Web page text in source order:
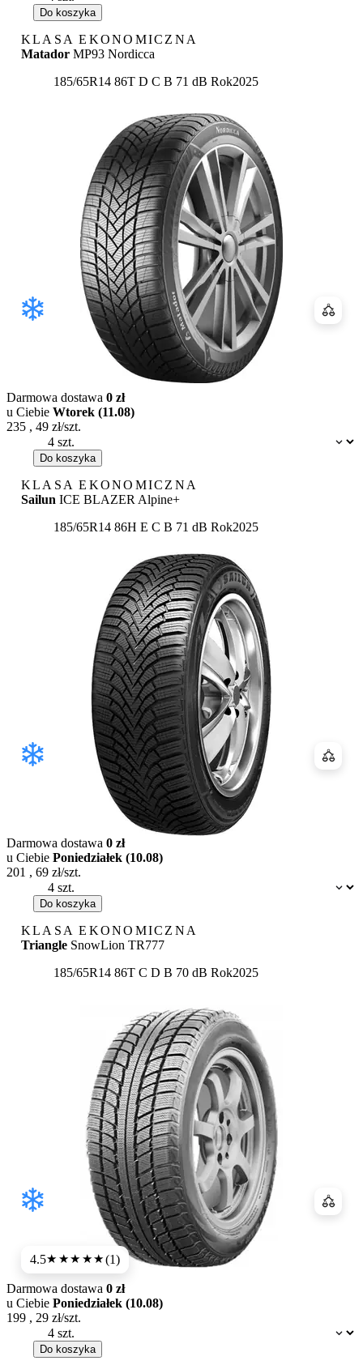
Do koszyka
KLASA EKONOMICZNA
Matador MP93 Nordicca
185/65R14 86T Etykieta:
D C B 71 dB Rok2025
Dostępność:
Darmowa dostawa 0 zł
u Ciebie Wtorek (11.08)
235 , 49 zł/szt.
Do koszyka
KLASA EKONOMICZNA
Sailun ICE BLAZER Alpine+
185/65R14 86H Etykieta:
E C B 71 dB Rok2025
Dostępność:
Darmowa dostawa 0 zł
u Ciebie Poniedziałek (10.08)
201 , 69 zł/szt.
Do koszyka
KLASA EKONOMICZNA
Triangle SnowLion TR777
185/65R14 86T Etykieta:
C D B 70 dB Rok2025
4.5★★★★★(1)
Dostępność:
Darmowa dostawa 0 zł
u Ciebie Poniedziałek (10.08)
199 , 29 zł/szt.
Do koszyka